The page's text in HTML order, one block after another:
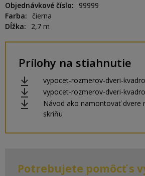
Objednávkové číslo
99999
Farba
čierna
Dĺžka
2,7 m
Prílohy na stiahnutie
vypocet-rozmerov-dveri-
vypocet-rozmerov-dveri-
Návod ako namontovať dvere
skriňu
Potrebujete pomôcť s